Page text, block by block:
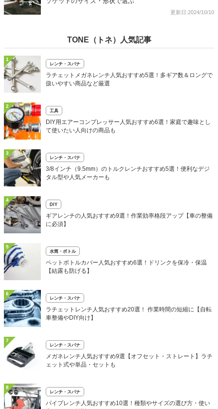
更新日:2024/10/10
TONE（トネ）人気記事
1
レンチ・スパナ
ラチェットメガネレンチ人気おすすめ5選！多ギア数＆ロングで
扱いやすい商品など厳選
2
工具
DIY用エアーコンプレッサー人気おすすめ6選！家庭で趣味とし
て使いたい人向けの商品も
3
レンチ・スパナ
3/8インチ（9.5mm）のトルクレンチおすすめ5選！便利なデジ
タル型や人気メーカーも
4
DIY
ギアレンチの人気おすすめ9選！作業効率格段アップ【車の整備
に必須】
5
水筒・ボトル
ペットボトルカバー人気おすすめ6選！ドリンクを保冷・保温
【結露も防げる】
6
レンチ・スパナ
ラチェットレンチ人気おすすめ20選！ 作業時間の短縮に【自転
車整備やDIY向け】
7
レンチ・スパナ
メガネレンチ人気おすすめ9選【オフセット・ストレート】ラチ
ェット式や単品・セットも
8
レンチ・スパナ
パイプレンチ人気おすすめ10選！種類やサイズの選び方・使い